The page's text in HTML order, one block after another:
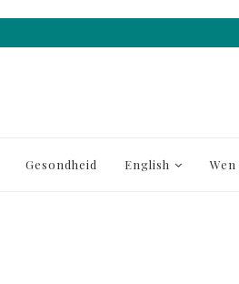
Gesondheid English Wen